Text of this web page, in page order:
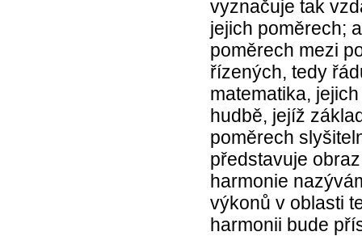
vyznačuje tak
jejich poměrech;
poměrech mezi
řízených, tedy
matematika,
hudbě, jejíž
poměrech
představuje
harmonie
výkonů v oblasti
harmonii bude